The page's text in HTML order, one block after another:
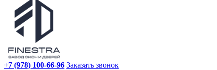
+7 (978) 100-66-96 Заказать звонок